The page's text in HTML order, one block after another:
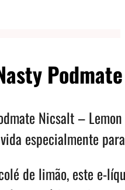
Nicsalt –
especialmente
de limão, este e-